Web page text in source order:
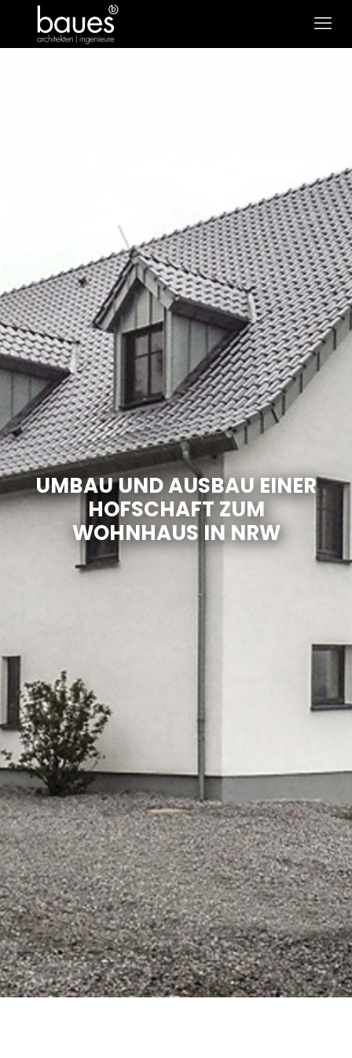
UMBAU UND AUSBAU EINER
HOFSCHAFT ZUM
WOHNHAUS IN NRW